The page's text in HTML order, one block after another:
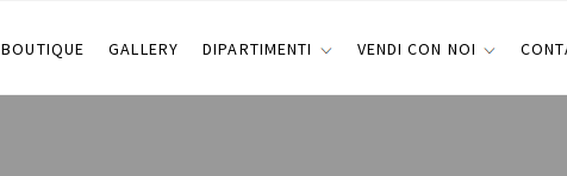
BOUTIQUE GALLERY DIPARTIMENTI VENDI CON NOI